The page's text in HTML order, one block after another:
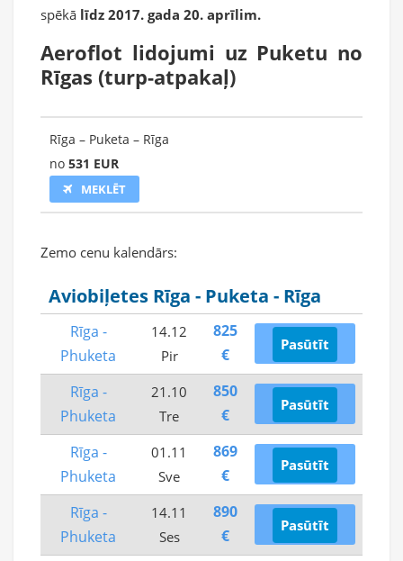
spēkā līdz 2017. gada 20. aprīlim.
Aeroflot lidojumi uz Puketu no
Rīgas (turp-atpakaļ)
Rīga – Puketa – Rīga
no 531 EUR
MEKLĒT
Zemo cenu kalendārs:
Aviobiļetes Rīga - Puketa - Rīga
Rīga -
Phuketa
14.12
Pir
825
€
Pasūtīt
Rīga -
Phuketa
21.10
Tre
850
€
Pasūtīt
Rīga -
Phuketa
01.11
Sve
869
€
Pasūtīt
Rīga -
Phuketa
14.11
Ses
890
€
Pasūtīt